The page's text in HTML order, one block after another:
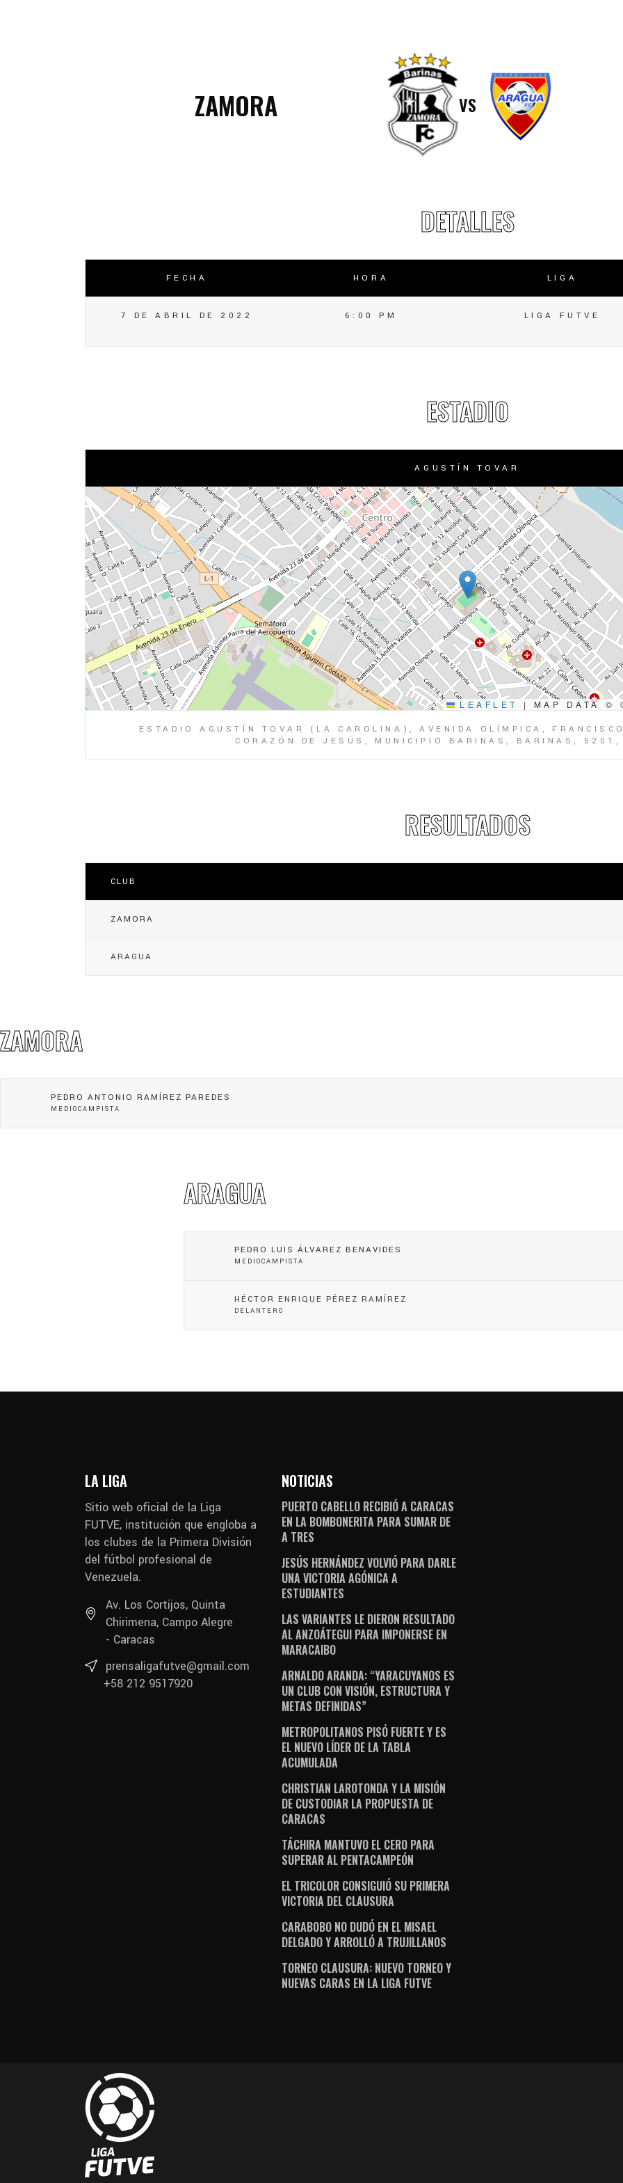
ZAMORA VS
DETALLES
FECHA HORA LIGA
7 DE ABRIL DE 2022 6:00 PM LIGA FUTVE
ESTADIO
AGUSTÍN TOVAR
LEAFLET | MAP DATA ©
ESTADIO AGUSTÍN TOVAR (LA CAROLINA), AVENIDA OLÍMPICA,
CORAZÓN DE JESÚS, MUNICIPIO BARINAS, BARINAS, 5201,
RESULTADOS
CLUB
ZAMORA
ARAGUA
ZAMORA
PEDRO ANTONIO RAMÍREZ PAREDES
MEDIOCAMPISTA
ARAGUA
PEDRO LUIS ÁLVAREZ BENAVIDES
MEDIOCAMPISTA
HÉCTOR ENRIQUE PÉREZ RAMÍREZ
DELANTERO
LA LIGA
Sitio web oficial de la Liga
FUTVE, institución que engloba a
los clubes de la Primera División
del fútbol profesional de
Venezuela.
Av. Los Cortijos, Quinta
Chirimena, Campo Alegre
- Caracas
prensaligafutve@gmail.com
+58 212 9517920
NOTICIAS
PUERTO CABELLO RECIBIÓ A CARACAS
EN LA BOMBONERITA PARA SUMAR DE
A TRES
JESÚS HERNÁNDEZ VOLVIÓ PARA DARLE
UNA VICTORIA AGÓNICA A
ESTUDIANTES
LAS VARIANTES LE DIERON RESULTADO
AL ANZOÁTEGUI PARA IMPONERSE EN
MARACAIBO
ARNALDO ARANDA: “YARACUYANOS ES
UN CLUB CON VISIÓN, ESTRUCTURA Y
METAS DEFINIDAS”
METROPOLITANOS PISÓ FUERTE Y ES
EL NUEVO LÍDER DE LA TABLA
ACUMULADA
CHRISTIAN LAROTONDA Y LA MISIÓN
DE CUSTODIAR LA PROPUESTA DE
CARACAS
TÁCHIRA MANTUVO EL CERO PARA
SUPERAR AL PENTACAMPEÓN
EL TRICOLOR CONSIGUIÓ SU PRIMERA
VICTORIA DEL CLAUSURA
CARABOBO NO DUDÓ EN EL MISAEL
DELGADO Y ARROLLÓ A TRUJILLANOS
TORNEO CLAUSURA: NUEVO TORNEO Y
NUEVAS CARAS EN LA LIGA FUTVE